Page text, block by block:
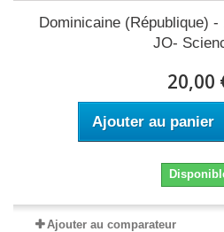
Dominicaine (République)
JO-
20,00
Ajouter au panier
Ajouter au comparateur